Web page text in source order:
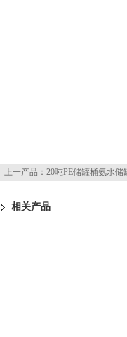
上一产品： 20吨PE储罐桶氨水
相关产品